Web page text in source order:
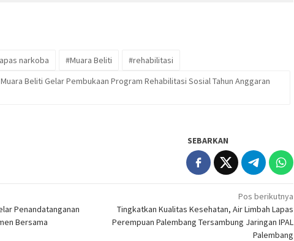
narkoba #Muara Beliti
#rehabilitasi
Beliti Gelar Pembukaan Program Rehabilitasi Sosial Tahun Anggaran
SEBARKAN
Penandatanganan
Bersama
Pos berikutnya
Tingkatkan Kualitas Kesehatan, Air Limbah Lapas
Perempuan Palembang Tersambung Jaringan IPAL
Palembang